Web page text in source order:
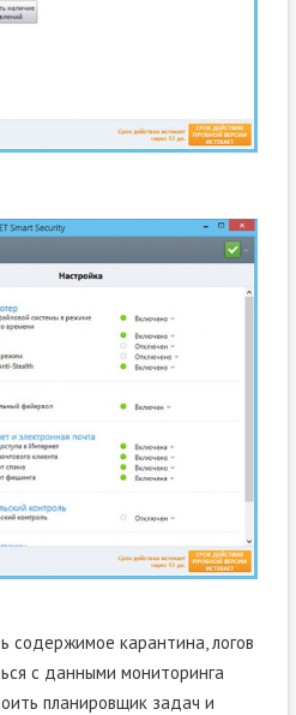
содержимое карантина, логов
с данными мониторинга
планировщик задач и